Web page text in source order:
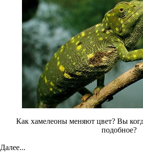
Как хамелеоны меняют цвет? Вы
подобное?
Далее...